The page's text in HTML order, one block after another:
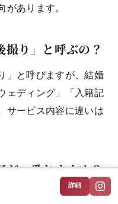
があります。
撮り」と呼ぶの？
」と呼びますが、結婚
ェディング」「入籍記
サービス内容に違いは
が一番おすすめ？
影）が最もおすすめで
詳細